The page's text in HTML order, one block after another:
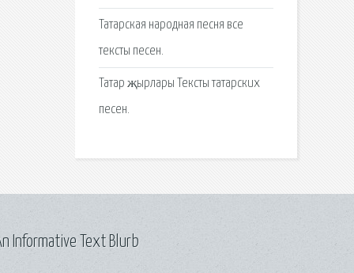
Татарская народная песня все
тексты песен.
Татар җырлары Тексты татарских
песен.
Informative Text Blurb